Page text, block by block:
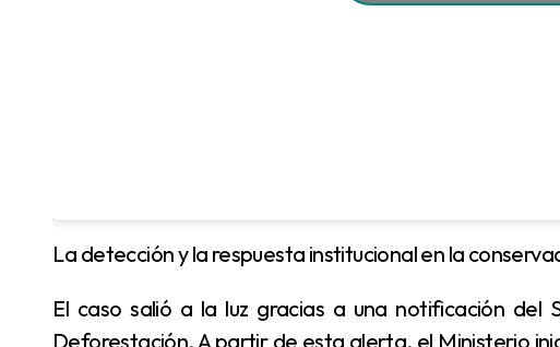
La detección y la respuesta institucional en la
El caso salió a la luz gracias a una notificación del Sistema Nacional de Alerta Temprana de
Deforestación. A partir de esta alerta, el Ministerio